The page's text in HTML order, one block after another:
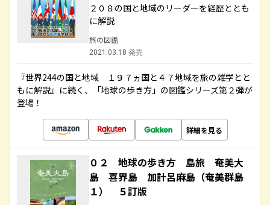
２０８の国と地域のリーダーを経歴ととも
に解説
旅の図鑑
2021.03.18 発売
『世界244の国と地域 １９７ヵ国と４７地域を旅の雑学とと
もに解説』に続く、「地球の歩き方」の図鑑シリーズ第２弾が
登場！
詳細を見る
０２ 地球の歩き方 島旅 奄美大
島 喜界島 加計呂麻島（奄美群島
１） ５訂版